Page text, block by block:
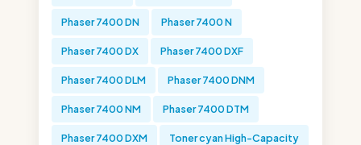
Phaser 7400 DN Phaser 7400 N
Phaser 7400 DX Phaser 7400 DXF
Phaser 7400 DLM Phaser 7400 DNM
Phaser 7400 NM Phaser 7400 DTM
Phaser 7400 DXM Toner cyan High-Capacity